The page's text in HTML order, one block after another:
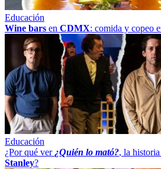
Educación
Wine bars en CDMX: comida y copeo
Educación
¿Por qué ver¿Quién lo mató?, la
Stanley?